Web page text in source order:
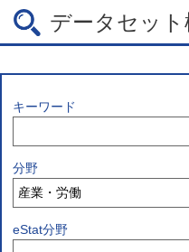
データセット
キーワード
分野
eStat分野